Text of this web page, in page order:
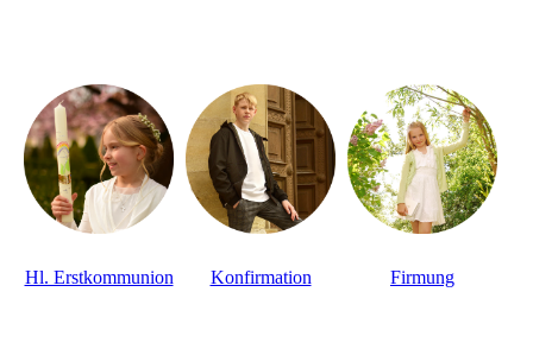
Hl. Erstkommunion Konfirmation Firmung